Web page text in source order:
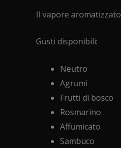
Il vapore
Gusti disponibili:
Neutro
Agrumi
Frutti di bosco
Rosmarino
Affumicato
Sambuco